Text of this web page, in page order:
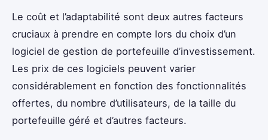
Le coût et l’adaptabilité sont deux autres facteurs
cruciaux à prendre en compte lors du choix d’un
logiciel de gestion de portefeuille d’investissement.
Les prix de ces logiciels peuvent varier
considérablement en fonction des fonctionnalités
offertes, du nombre d’utilisateurs, de la taille du
portefeuille géré et d’autres facteurs.